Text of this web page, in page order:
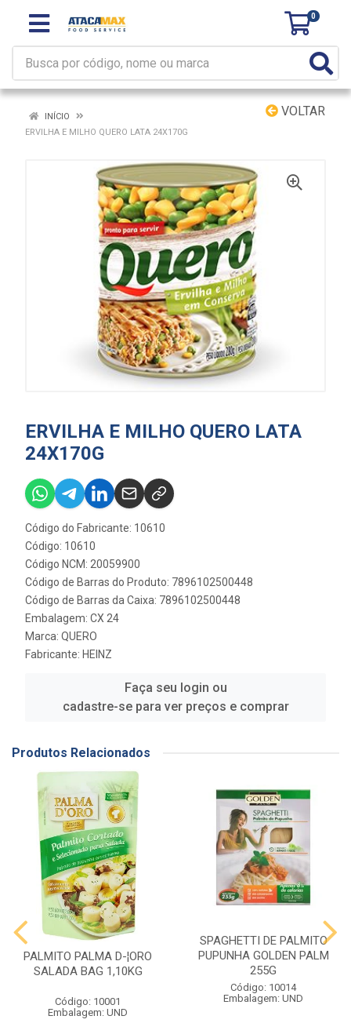
0
VOLTAR
INÍCIO
ERVILHA E MILHO QUERO LATA 24X170G
ERVILHA E MILHO QUERO LATA
24X170G
Código do Fabricante: 10610
Código: 10610
Código NCM: 20059900
Código de Barras do Produto: 7896102500448
Código de Barras da Caixa: 7896102500448
Embalagem: CX 24
Marca: QUERO
Fabricante: HEINZ
Faça seu login ou
cadastre-se para ver preços e comprar
Produtos Relacionados
PALMITO PALMA D-¦ORO
SALADA BAG 1,10KG
Código: 10001
Embalagem: UND
SPAGHETTI DE PALMITO
PUPUNHA GOLDEN PALM
255G
Código: 10014
Embalagem: UND